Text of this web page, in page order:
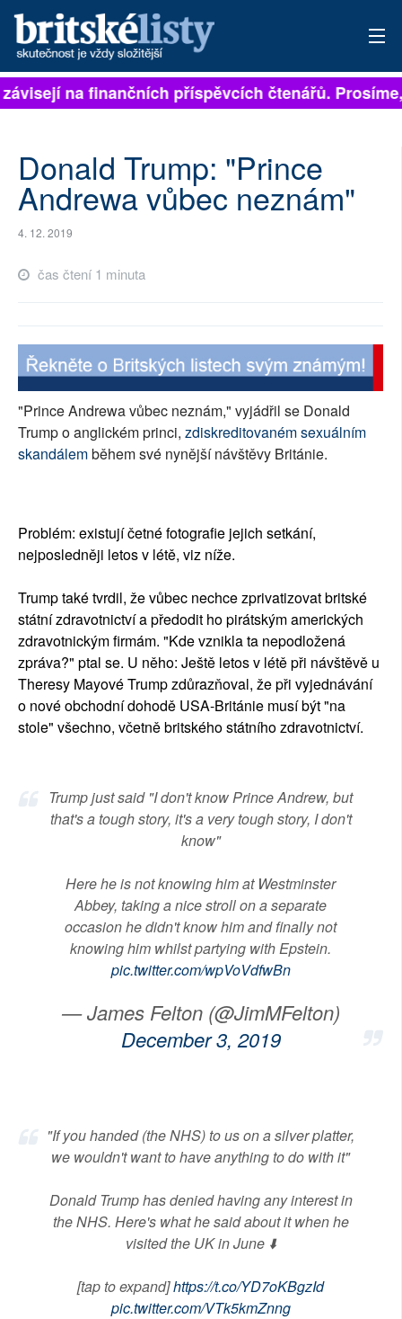
PŘIHLÁSIT
ARCHIV
AUTOŘI
SOCIÁLNÍ SÍTĚ
na finančních příspěvcích čtenářů.
Donald Trump: "Prince
Andrewa vůbec neznám"
4. 12. 2019
čas čtení 1 minuta
"Prince Andrewa vůbec neznám," vyjádřil se Donald
Trump o anglickém princi, zdiskreditovaném sexuálním
skandálemběhem své nynější návštěvy Británie.
Problém: existují četné fotografie jejich setkání,
nejposledněji letos v létě, viz níže.
Trump také tvrdil, že vůbec nechce zprivatizovat britské
státní zdravotnictví a předodit ho pirátským amerických
zdravotnickým firmám. "Kde vznikla ta nepodložená
zpráva?" ptal se. U něho: Ještě letos v létě při návštěvě u
Theresy Mayové Trump zdůrazňoval, že při vyjednávání
o nové obchodní dohodě USA-Británie musí být "na
stole" všechno, včetně britského státního zdravotnictví.
Trump just said "I don't know Prince Andrew, but
that's a tough story, it's a very tough story, I don't
know"
Here he is not knowing him at Westminster
Abbey, taking a nice stroll on a separate
occasion he didn't know him and finally not
knowing him whilst partying with Epstein.
pic.twitter.com/wpVoVdfwBn
— James Felton (@JimMFelton)
December 3, 2019
"If you handed (the NHS) to us on a silver platter,
we wouldn't want to have anything to do with it"
Donald Trump has denied having any interest in
the NHS. Here's what he said about it when he
visited the UK in June ⬇️
[tap to expand]https://t.co/YD7oKBgzId
pic.twitter.com/VTk5kmZnng